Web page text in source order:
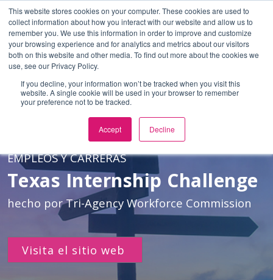
This website stores cookies on your computer. These cookies are used to
collect information about how you interact with our website and allow us to
remember you. We use this information in order to improve and customize
your browsing experience and for analytics and metrics about our visitors
both on this website and other media. To find out more about the cookies we
use, see our Privacy Policy.
If you decline, your information won’t be tracked when you visit this
website. A single cookie will be used in your browser to remember
your preference not to be tracked.
Accept Decline
In English o Select Language ▼
SaltaAlContenidoPrincipal
EMPLEOS Y CARRERAS
Texas Internship Challenge
hecho por Tri-Agency Workforce Commission
Visita el sitio web